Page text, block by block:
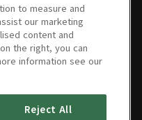
PREMIUM
23회 24회
to measure and
our marketing
content and
the right, you can
information see our
Reject All